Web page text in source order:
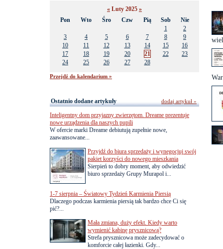
« Luty 2025 »
Pon
Wto Śro Czw Pią Sob
Nie
1
2
3
4 5 6 7 8
9
10
11 12 13 14 15
16
17
18 19 20 21 22
23
24
25 26 27 28
Przejdź do kalendarium »
Ostatnio dodane artykuły
Inteligentny dom przyjazny zwierzętom. Dreame prezentuje
nowe urządzenia dla naszych pupili
W ofercie marki Dreame debiutują zupełnie nowe,
zaawansowane...
Przyjdź do biura sprzedaży i wynegocjuj swój
pakiet korzyści do nowego mieszkania
Sierpień to dobry moment, aby odwiedzić
biuro sprzedaży Grupy Murapol i...
1-7 sierpnia – Światowy Tydzień Karmienia Piersią
Dlaczego podczas karmienia piersią tak bardzo chce Ci się
pić?...
Mała zmiana, duży efekt. Kiedy warto
wymienić kabinę prysznicową?
Strefa prysznicowa może zadecydować o
komforcie całej łazienki. Gdy...
dodaj artykuł »